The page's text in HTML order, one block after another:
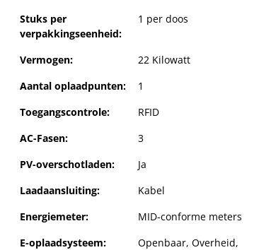
Stuks per
verpakkingseenheid:
1 per doos
Vermogen:
22 Kilowatt
Aantal oplaadpunten:
1
Toegangscontrole:
RFID
AC-Fasen:
3
PV-overschotladen:
Ja
Laadaansluiting:
Kabel
Energiemeter:
MID-conforme meters
E-oplaadsysteem:
Openbaar, Overheid,